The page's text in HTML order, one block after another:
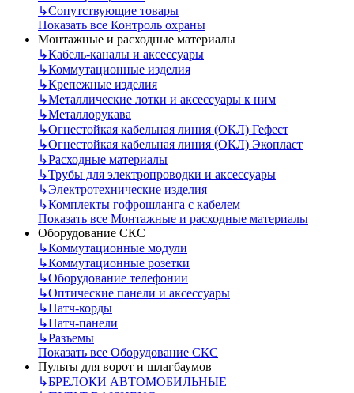
↳Сопутствующие товары
Показать все Контроль охраны
Монтажные и расходные материалы
↳Кабель-каналы и аксессуары
↳Коммутационные изделия
↳Крепежные изделия
↳Металлические лотки и аксессуары к ним
↳Металлорукава
↳Огнестойкая кабельная линия (ОКЛ) Гефест
↳Огнестойкая кабельная линия (ОКЛ) Экопласт
↳Расходные материалы
↳Трубы для электропроводки и аксессуары
↳Электротехнические изделия
↳Комплекты гофрошланга с кабелем
Показать все Монтажные и расходные материалы
Оборудование СКС
↳Коммутационные модули
↳Коммутационные розетки
↳Оборудование телефонии
↳Оптические панели и аксессуары
↳Патч-корды
↳Патч-панели
↳Разъемы
Показать все Оборудование СКС
Пульты для ворот и шлагбаумов
↳БРЕЛОКИ АВТОМОБИЛЬНЫЕ